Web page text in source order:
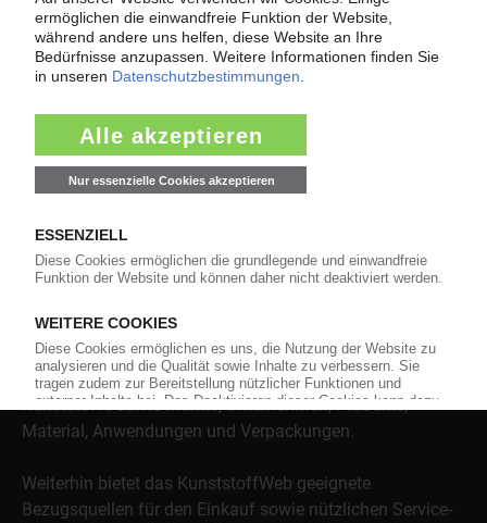
Cycoloy
Cycoloy Durolux Emerge
Über das KunststoffWeb
Als einer der Internet-Pioniere der Kunststoffindustrie
und Führungskräfte der Branche mit täglichen
Nachrichten rund um das Thema "Kunststoffe". Im Fokus
der Berichterstattung ist dabei die Preisentwicklung für
Kunststoffe sowie Märkte, Unternehmen, Produkte,
Material, Anwendungen und Verpackungen.
Weiterhin bietet das KunststoffWeb geeignete
Bezugsquellen für den Einkauf sowie nützlichen Service-